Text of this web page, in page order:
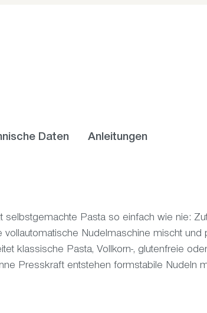
Daten Anleitungen
selbstgemachte Pasta so einfach wie nie:
vollautomatische Nudelmaschine mischt
klassische Pasta, Vollkorn-, glutenfreie
Presskraft entstehen formstabile Nudeln